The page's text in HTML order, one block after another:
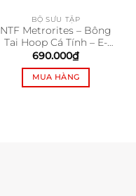
BỘ SƯU TẬP
NTF Metrorites – Bông
Tai Hoop Cá Tính – E-
HO2004
690.000₫
MUA HÀNG